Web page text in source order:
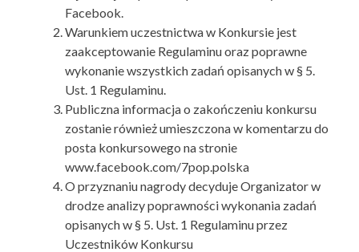
Facebook.
Warunkiem uczestnictwa w Konkursie jest
zaakceptowanie Regulaminu oraz poprawne
wykonanie wszystkich zadań opisanych w § 5.
Ust. 1 Regulaminu.
Publiczna informacja o zakończeniu konkursu
zostanie również umieszczona w komentarzu do
posta konkursowego na stronie
www.facebook.com/7pop.polska
O przyznaniu nagrody decyduje Organizator w
drodze analizy poprawności wykonania zadań
opisanych w § 5. Ust. 1 Regulaminu przez
Uczestników Konkursu